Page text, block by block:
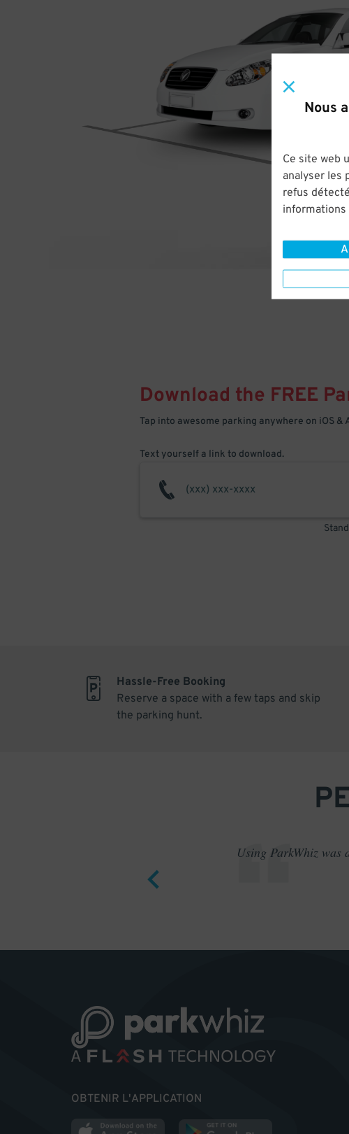
Nous
Ce site web
analyser les
refus
informations
Download the FREE
Tap into awesome parking anywhere on iOS &
Text yourself a link to download.
Hassle-Free Booking
Reserve a space with a few taps and skip
the parking hunt.
Using ParkWhiz
OBTENIR L'APPLICATION